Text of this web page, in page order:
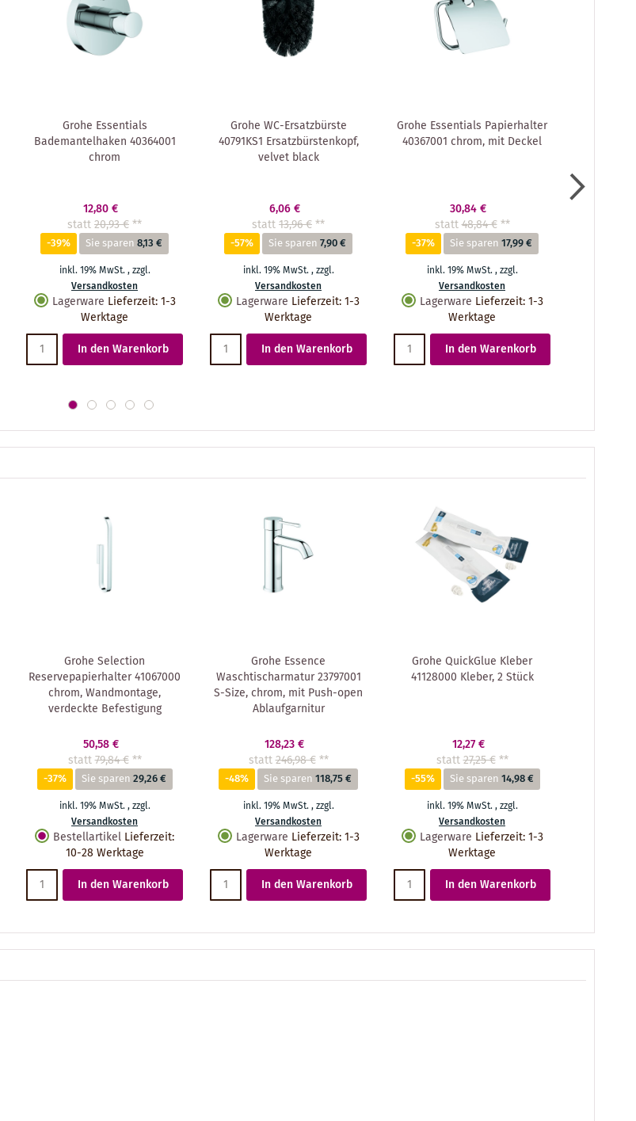
Grohe Essentials
Bademantelhaken 40364001
chrom
12,80 €
statt20,93 €**
-39% Sie sparen8,13 €
inkl. 19% MwSt.,zzgl.
Versandkosten
Lagerware Lieferzeit:1-3
Werktage
In den Warenkorb
Grohe WC-Ersatzbürste
40791KS1 Ersatzbürstenkopf,
velvet black
6,06 €
statt13,96 €**
-57% Sie sparen7,90 €
inkl. 19% MwSt.,zzgl.
Versandkosten
Lagerware Lieferzeit:1-3
Werktage
In den Warenkorb
Grohe Essentials Papierhalter
40367001 chrom, mit Deckel
30,84 €
statt48,84 € **
-37% Sie sparen17,99 €
inkl. 19% MwSt.,zzgl.
Versandkosten
Lagerware Lieferzeit:1-3
Werktage
In den Warenkorb
Grohe Selection
Reservepapierhalter 41067000
chrom, Wandmontage,
verdeckte Befestigung
50,58 €
statt79,84 € **
-37% Sie sparen29,26 €
inkl. 19% MwSt.,zzgl.
Versandkosten
Bestellartikel Lieferzeit:
10-28 Werktage
In den Warenkorb
Grohe Essence
Waschtischarmatur 23797001
S-Size, chrom, mit Push-open
Ablaufgarnitur
128,23 €
statt246,98 € **
-48% Sie sparen118,75 €
inkl. 19% MwSt.,zzgl.
Versandkosten
Lagerware Lieferzeit:1-3
Werktage
In den Warenkorb
Grohe QuickGlue Kleber
41128000 Kleber, 2 Stück
12,27 €
statt27,25 € **
-55% Sie sparen14,98 €
inkl. 19% MwSt.,zzgl.
Versandkosten
Lagerware Lieferzeit:1-3
Werktage
In den Warenkorb